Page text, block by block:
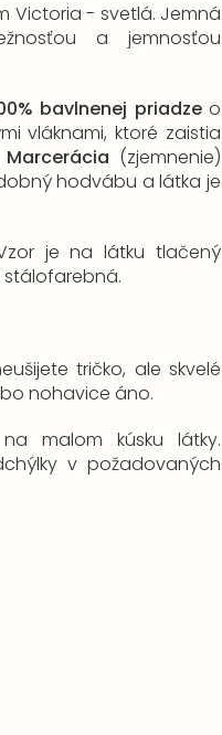
Victoria - svetlá. Jemná
a jemnosťou
bavlnenej priadzeo
vláknami, ktoré zaistia
Marcerácia (zjemnenie)
hodvábu a látka je
je na látku tlačený
stálofarebná.
tričko, ale skvelé
nohavice áno.
malom kúsku látky.
v požadovaných